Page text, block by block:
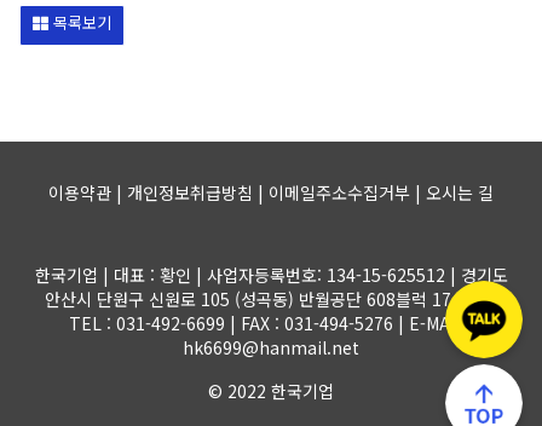
목록보기
이용약관 | 개인정보취급방침 | 이메일주소수집거부 | 오시는 길
한국기업 | 대표 : 황인 | 사업자등록번호: 134-15-625512 | 경기도
안산시 단원구 신원로 105 (성곡동) 반월공단 608블럭 17-1롯트
TEL : 031-492-6699 | FAX : 031-494-5276 | E-MAIL :
hk6699@hanmail.net
© 2022 한국기업